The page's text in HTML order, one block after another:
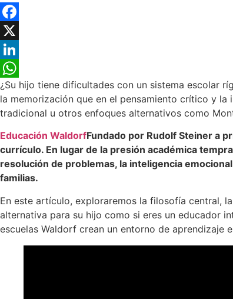
Facebook
X
LinkedIn
WhatsApp
¿Su hijo tiene dificultades con un sistema escolar
la memorización que en el pensamiento crítico y
tradicional u otros enfoques alternativos como
Educación WaldorfFundado por Rudolf Steiner a
currículo. En lugar de la presión académica
resolución de problemas, la inteligencia
familias.
En este artículo, exploraremos la filosofía central,
alternativa para su hijo como si eres un educador
escuelas Waldorf crean un entorno de aprendizaje